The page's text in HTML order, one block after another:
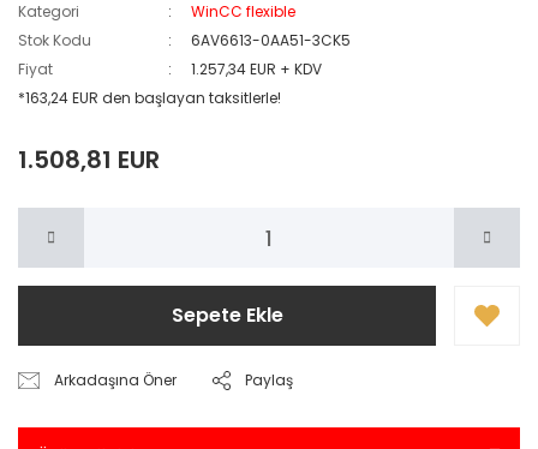
Kategori
WinCC flexible
Stok Kodu
6AV6613-0AA51-3CK5
Fiyat
1.257,34 EUR + KDV
*163,24 EUR den başlayan taksitlerle!
1.508,81 EUR
Sepete Ekle
Arkadaşına Öner Paylaş